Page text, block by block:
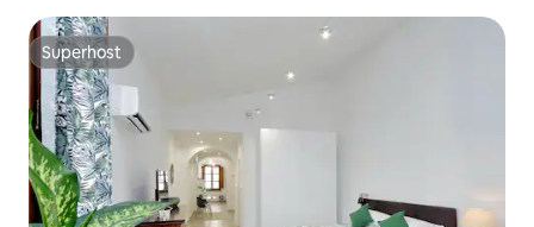
Superhost
Superhost